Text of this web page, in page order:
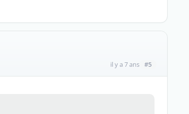
il y a 7 ans #5